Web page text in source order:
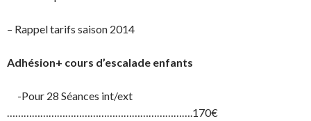
– Rappel tarifs saison 2014
Adhésion+ cours d’escalade enfants
-Pour 28 Séances int/ext
………………………………………………………….170€